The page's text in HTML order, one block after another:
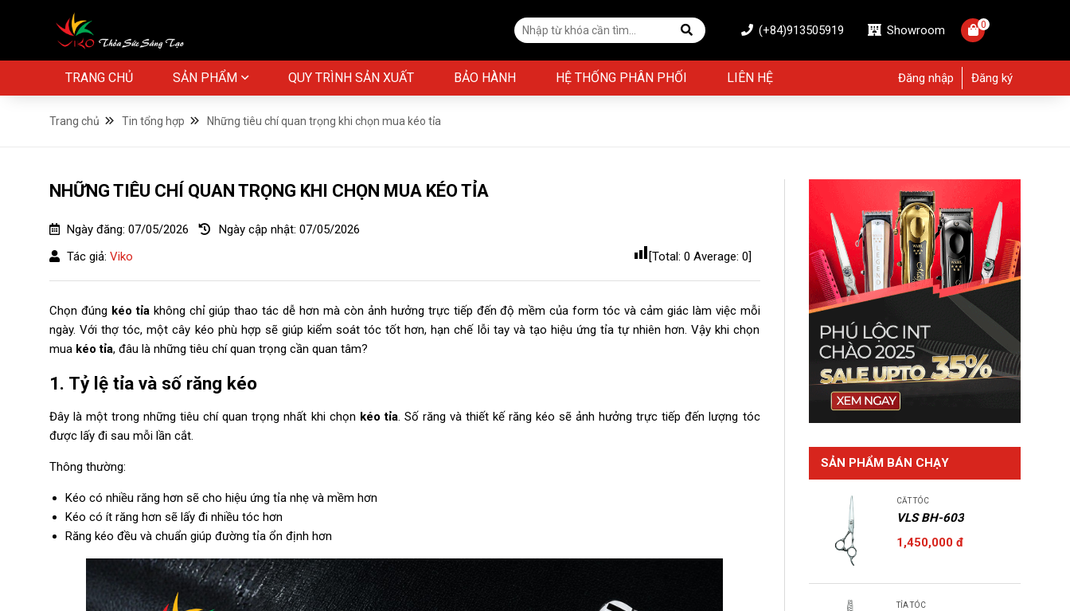
(+84)913505919 Showroom 0
TRANG CHỦ SẢN PHẨM QUY TRÌNH SẢN XUẤT BẢO HÀNH HỆ THỐNG PHÂN PHỐI LIÊN HỆ Đăng nhập Đăng ký
Trang chủ Tin tổng hợp Những tiêu chí quan trọng khi chọn mua kéo tỉa
NHỮNG TIÊU CHÍ QUAN TRỌNG KHI CHỌN MUA KÉO TỈA
Ngày đăng: 07/05/2026 Ngày cập nhật: 07/05/2026
Tác giả: Viko [Total: 0 Average: 0]
Chọn đúng kéo tỉakhông chỉ giúp thao tác dễ hơn mà còn ảnh hưởng trực tiếp đến độ mềm của form tóc và cảm giác làm việc mỗi
ngày. Với thợ tóc, một cây kéo phù hợp sẽ giúp kiểm soát tóc tốt hơn, hạn chế lỗi tay và tạo hiệu ứng tỉa tự nhiên hơn. Vậy khi chọn
mua kéo tỉa, đâu là những tiêu chí quan trọng cần quan tâm?
1. Tỷ lệ tỉa và số răng kéo
Đây là một trong những tiêu chí quan trọng nhất khi chọn kéo tỉa. Số răng và thiết kế răng kéo sẽ ảnh hưởng trực tiếp đến lượng tóc
được lấy đi sau mỗi lần cắt.
Thông thường:
Kéo có nhiều răng hơn sẽ cho hiệu ứng tỉa nhẹ và mềm hơn
Kéo có ít răng hơn sẽ lấy đi nhiều tóc hơn
Răng kéo đều và chuẩn giúp đường tỉa ổn định hơn
SẢN PHẨM BÁN CHẠY
CĂT TÓC
VLS BH-603
1,450,000 đ
TỈA TÓC